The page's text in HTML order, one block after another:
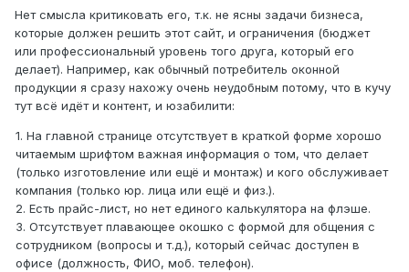
Нет смысла критиковать его, т.к. не ясны задачи бизнеса,
которые должен решить этот сайт, и ограничения (бюджет
или профессиональный уровень того друга, который его
делает). Например, как обычный потребитель оконной
продукции я сразу нахожу очень неудобным потому, что в кучу
тут всё идёт и контент, и юзабилити:
1. На главной странице отсутствует в краткой форме хорошо
читаемым шрифтом важная информация о том, что делает
(только изготовление или ещё и монтаж) и кого обслуживает
компания (только юр. лица или ещё и физ.).
2. Есть прайс-лист, но нет единого калькулятора на флэше.
3. Отсутствует плавающее окошко с формой для общения с
сотрудником (вопросы и т.д.), который сейчас доступен в
офисе (должность, ФИО, моб. телефон).